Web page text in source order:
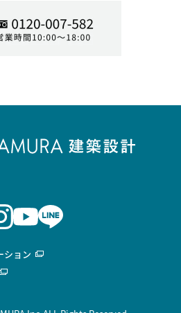
ション